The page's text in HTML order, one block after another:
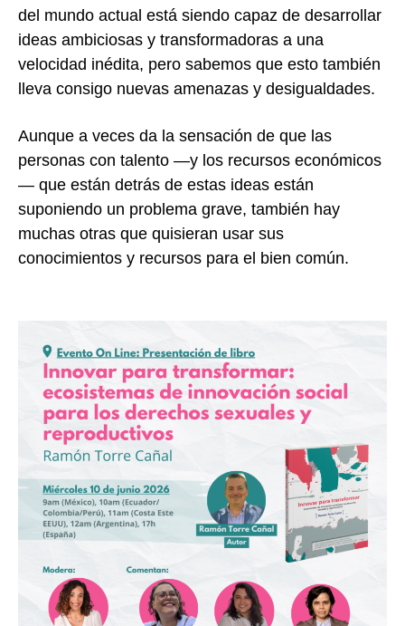
del mundo actual está siendo capaz de desarrollar
ideas ambiciosas y transformadoras a una
velocidad inédita, pero sabemos que esto también
lleva consigo nuevas amenazas y desigualdades.
Aunque a veces da la sensación de que las
personas con talento —y los recursos económicos
— que están detrás de estas ideas están
suponiendo un problema grave, también hay
muchas otras que quisieran usar sus
conocimientos y recursos para el bien común.